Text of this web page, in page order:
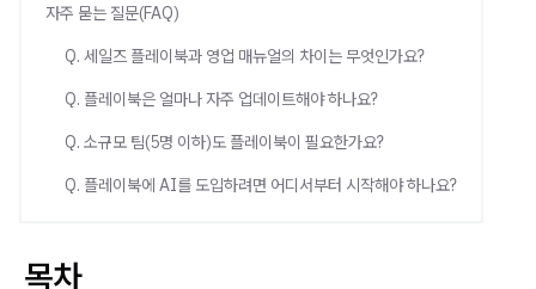
자주 묻는 질문(FAQ)
Q. 세일즈 플레이북과 영업 매뉴얼의 차이는 무엇인가요?
Q. 플레이북은 얼마나 자주 업데이트해야 하나요?
Q. 소규모 팀(5명 이하)도 플레이북이 필요한가요?
Q. 플레이북에 AI를 도입하려면 어디서부터 시작해야 하나요?
목차